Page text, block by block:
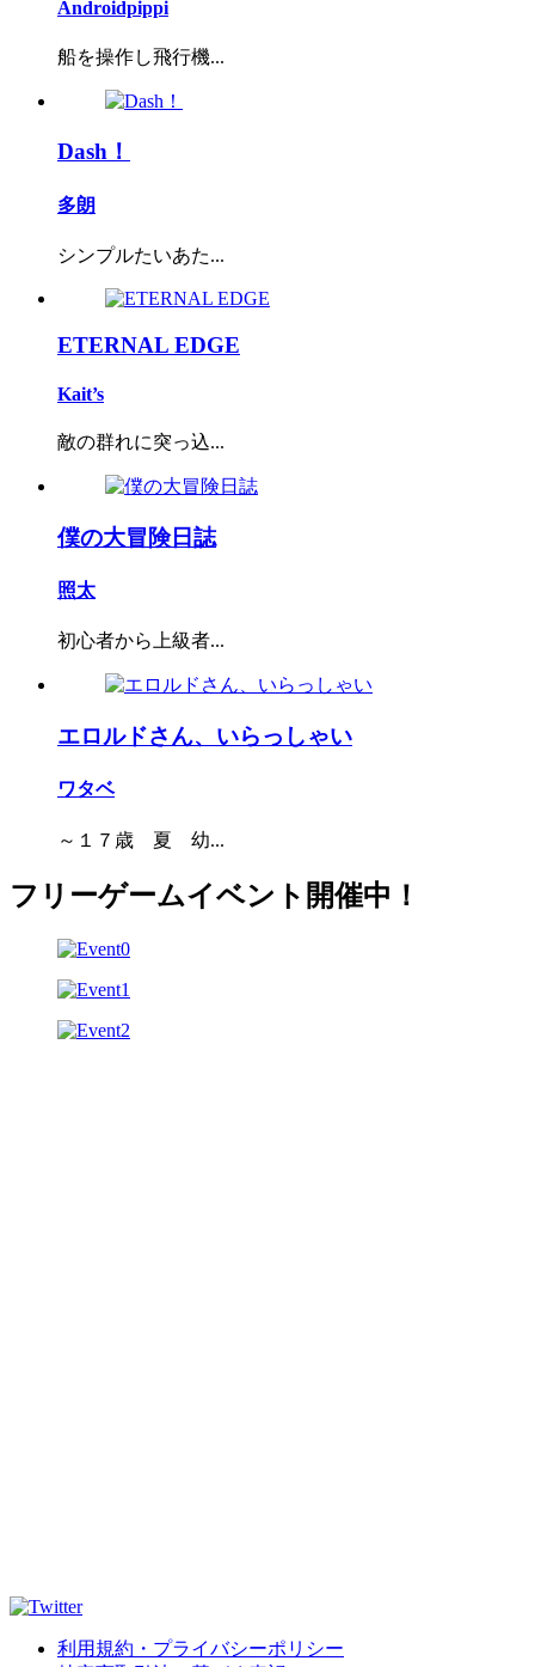
Androidpippi
船を操作し飛行機...
Dash！
多朗
シンプルたいあた...
ETERNAL EDGE
Kait’s
敵の群れに突っ込...
僕の大冒険日誌
照太
初心者から上級者...
エロルドさん、いらっしゃい
ワタベ
～１７歳 夏 幼...
フリーゲームイベント開催中！
利用規約・プライバシーポリシー